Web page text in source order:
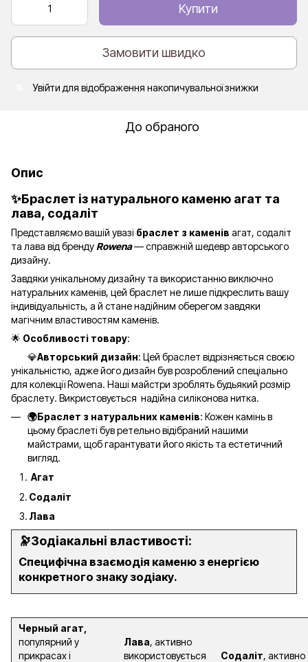
Купити
Замовити швидко
Увійти для відображення накопичувальної знижки
До обраного
Опис
✨Браслет із натурального каменю агат та
лава, содаліт
Представляємо вашій увазі браслет з каменів агат, содаліт
та лава від бренду Rowena— справжній шедевр авторського
дизайну.
Завдяки унікальному дизайну та використанню виключно
натуральних каменів, цей браслет не лише підкреслить вашу
індивідуальність, а й стане надійним оберегом завдяки
магічним властивостям каменів.
🌟 Особливості товару:
💎Авторський дизайн: Цей браслет відрізняється своєю
унікальністю, адже його дизайн був розроблений спеціально
для колекції Rowena. Наші майстри зроблять будьякий розмір
браслету. Викристовується надійна силіконова нитка.
🌍Браслет з натуральних каменів: Кожен камінь в
цьому браслеті був ретельно відібраний нашими
майстрами, щоб гарантувати його якість та естетичний
вигляд.
Агат
Содаліт
Лава
🔭Зодіакальні властивості:
Специфічна взаємодія каменю з енергією
конкретного знаку зодіаку.
Черный агат,
популярний у
прикрасах і
Лава, активно
використовується
Содаліт, активно